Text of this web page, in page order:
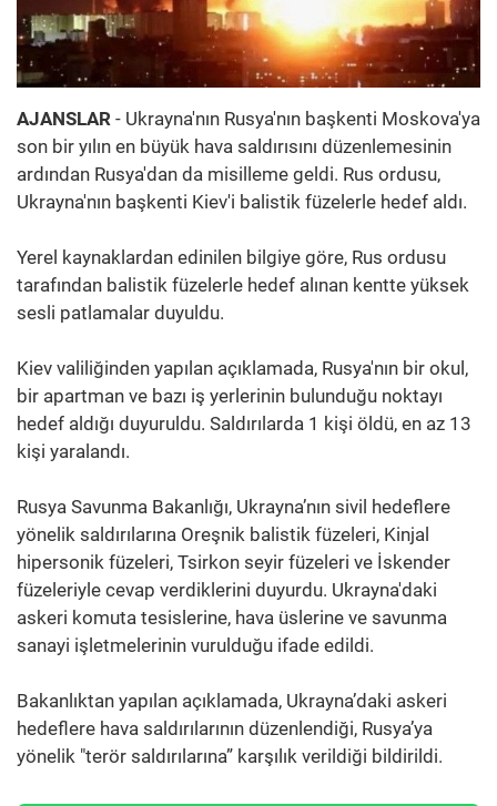
AJANSLAR - Ukrayna'nın Rusya'nın başkenti Moskova'ya
son bir yılın en büyük hava saldırısını düzenlemesinin
ardından Rusya'dan da misilleme geldi. Rus ordusu,
Ukrayna'nın başkenti Kiev'i balistik füzelerle hedef aldı.
Yerel kaynaklardan edinilen bilgiye göre, Rus ordusu
tarafından balistik füzelerle hedef alınan kentte yüksek
sesli patlamalar duyuldu.
Kiev valiliğinden yapılan açıklamada, Rusya'nın bir okul,
bir apartman ve bazı iş yerlerinin bulunduğu noktayı
hedef aldığı duyuruldu. Saldırılarda 1 kişi öldü, en az 13
kişi yaralandı.
Rusya Savunma Bakanlığı, Ukrayna’nın sivil hedeflere
yönelik saldırılarına Oreşnik balistik füzeleri, Kinjal
hipersonik füzeleri, Tsirkon seyir füzeleri ve İskender
füzeleriyle cevap verdiklerini duyurdu. Ukrayna'daki
askeri komuta tesislerine, hava üslerine ve savunma
sanayi işletmelerinin vurulduğu ifade edildi.
Bakanlıktan yapılan açıklamada, Ukrayna’daki askeri
hedeflere hava saldırılarının düzenlendiği, Rusya’ya
yönelik "terör saldırılarına” karşılık verildiği bildirildi.